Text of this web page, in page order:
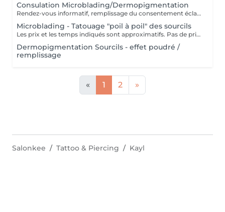
Consulation Microblading/Dermopigmentation
Rendez-vous informatif, remplissage du consentement éclairé pour la réalisation d'un acte de tatouage. Évaluation du tatouage à réaliser, choix de la technique la mieux adaptée. La consultation est considérée comme un acompte si prise de rendez-vous pour le tatouage endéans les 15 jours.
Microblading - Tatouage "poil à poil" des sourcils
Les prix et les temps indiqués sont approximatifs. Pas de prise de rendez-vous sans consultation préalable. Réservable en ligne ou par téléphone.
Dermopigmentation Sourcils - effet poudré /
remplissage
« 1 2 »
Salonkee Tattoo & Piercing Kayl